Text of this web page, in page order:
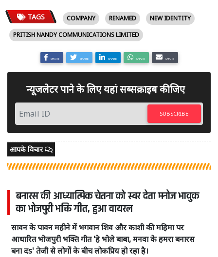
TAGS COMPANY RENAMED
NEW IDENTITY
PRITISH NANDY COMMUNICATIONS LIMITED
SHARE SHARE SHARE SHARE SHARE
न्यूजलेटर पाने के लिए यहां सब्सक्राइब कीजिए
SUBSCRIBE
आपके विचार
बनारस की आध्यात्मिक चेतना को स्वर देता मनोज भावुक
का भोजपुरी भक्ति गीत, हुआ वायरल
सावन के पावन महीने में भगवान शिव और काशी की महिमा पर
आधारित भोजपुरी भक्ति गीत 'हे भोले बाबा, मनवा के हमरा बनारस
बना दs' तेजी से लोगों के बीच लोकप्रिय हो रहा है।